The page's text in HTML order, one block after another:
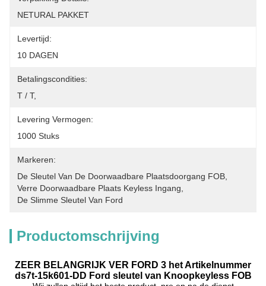
NETURAL PAKKET
Levertijd:
10 DAGEN
Betalingscondities:
T / T,
Levering Vermogen:
1000 Stuks
Markeren:
De Sleutel Van De Doorwaadbare Plaatsdoorgang FOB
Verre Doorwaadbare Plaats Keyless Ingang
De Slimme Sleutel Van Ford
Productomschrijving
ZEER BELANGRIJK VER FORD 3 het Artikelnummer
ds7t-15k601-DD Ford sleutel van Knoopkeyless FOB